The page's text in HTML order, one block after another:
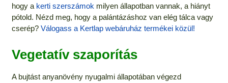
hogy a kerti szerszámok milyen állapotban vannak, a hiányt
pótold. Nézd meg, hogy a palántázáshoz van elég tálca vagy
cserép? Válogass a Kertlap webáruház termékei közül!
Vegetatív szaporítás
A bujtást anyanövény nyugalmi állapotában végezd